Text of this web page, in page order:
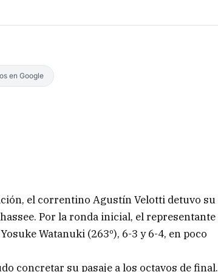
en Google
el correntino Agustín Velotti detuvo su
Por la ronda inicial, el representante
Watanuki (263º), 6-3 y 6-4, en poco
concretar su pasaje a los octavos de final.